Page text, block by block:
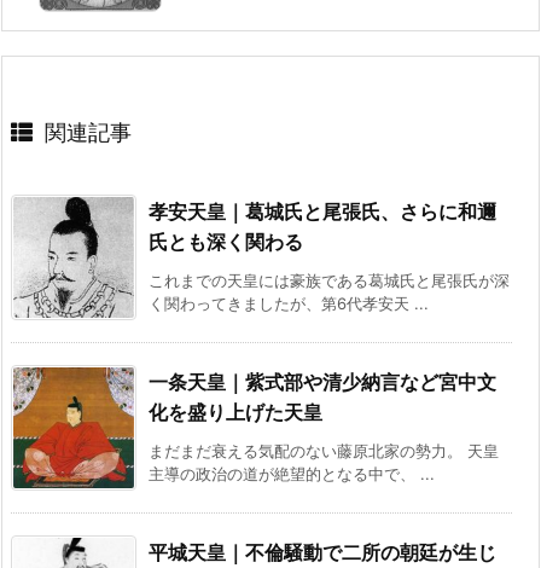
関連記事
孝安天皇｜葛城氏と尾張氏、さらに和邇
氏とも深く関わる
これまでの天皇には豪族である葛城氏と尾張氏が深
く関わってきましたが、第6代孝安天 ...
一条天皇｜紫式部や清少納言など宮中文
化を盛り上げた天皇
まだまだ衰える気配のない藤原北家の勢力。 天皇
主導の政治の道が絶望的となる中で、 ...
平城天皇｜不倫騒動で二所の朝廷が生じ